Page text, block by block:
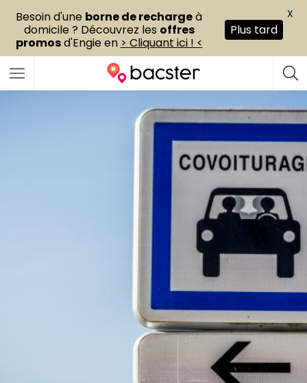
Besoin d'une borne de rechargeà
domicile ? Découvrez les offres
promosd'Engie en > Cliquant ici ! <
Plus tard
X